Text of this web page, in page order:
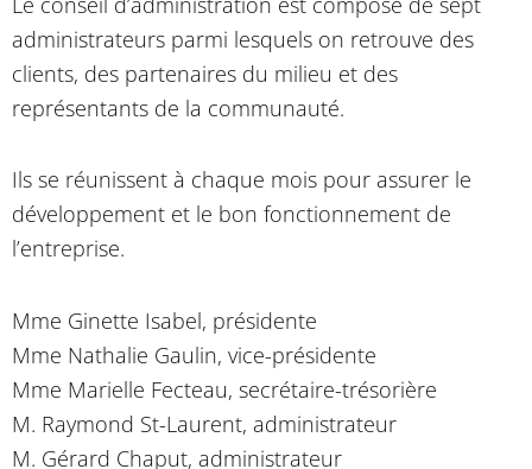
administrateurs parmi lesquels on retrouve des
clients, des partenaires du milieu et des
représentants de la communauté.
Ils se réunissent à chaque mois pour assurer le
développement et le bon fonctionnement de
l’entreprise.
Mme Ginette Isabel, présidente
Mme Nathalie Gaulin, vice-présidente
Mme Marielle Fecteau, secrétaire-trésorière
M. Raymond St-Laurent, administrateur
M. Gérard Chaput, administrateur